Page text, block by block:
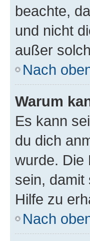
beachte,
und nicht
außer
Nach
Warum
Es kann
du dich
wurde. Die
sein, damit
Hilfe zu
Nach